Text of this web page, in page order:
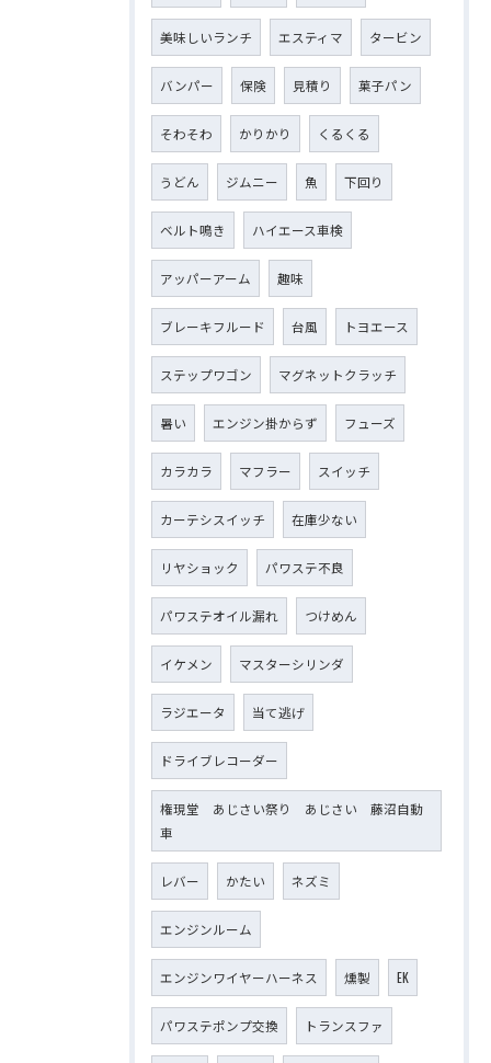
美味しいランチ エスティマ タービン
バンパー 保険 見積り 菓子パン
そわそわ かりかり くるくる
うどん ジムニー 魚 下回り
ベルト鳴き ハイエース車検
アッパーアーム 趣味
ブレーキフルード 台風 トヨエース
ステップワゴン マグネットクラッチ
暑い エンジン掛からず フューズ
カラカラ マフラー スイッチ
カーテシスイッチ 在庫少ない
リヤショック パワステ不良
パワステオイル漏れ つけめん
イケメン マスターシリンダ
ラジエータ 当て逃げ
ドライブレコーダー
権現堂 あじさい祭り あじさい 藤沼自動
車
レバー かたい ネズミ
エンジンルーム
エンジンワイヤーハーネス 燻製 EK
パワステポンプ交換 トランスファ